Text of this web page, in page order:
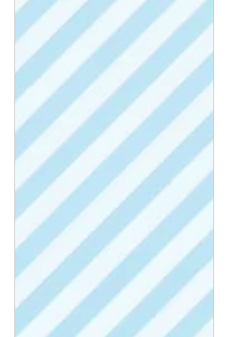
山本圭介さんが薬学部を卒業した2013年当時、
薬局窓口での薬剤師と管理栄養士との連携に取
り組む会社はまだ少なかった。そんな積極的な
姿勢に魅かれて今の会社を選んだという。会社
は在宅医療にも力を入れており、山本さんは入
社後半年ほどして配属された。現在、月に6～7
人の個人宅の患者さんを